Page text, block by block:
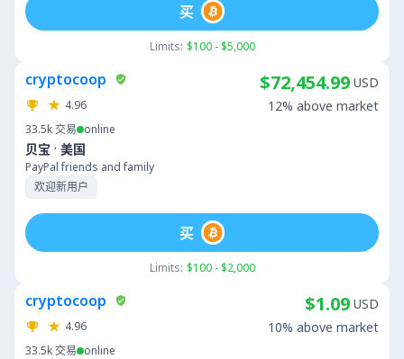
Limits: $100 - $5,000
买
cryptocoop
4.96
33.5k交易 online
贝宝 · 美国
PayPal friends and family
欢迎新用户
$72,454.99 USD
12% above market
Limits: $100 - $2,000
买
cryptocoop
4.96
33.5k交易 online
$1.09 USD
10% above market